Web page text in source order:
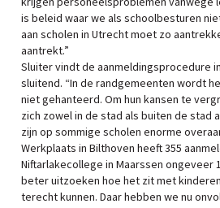
is beleid waar we als schoolbesturen
aan scholen in Utrecht moet zo
aantrekt.”
Sluiter vindt de aanmeldingsprocedure
sluitend. “In de randgemeenten wordt
niet gehanteerd. Om hun kansen te
zich zowel in de stad als buiten de stad
zijn op sommige scholen enorme
Werkplaats in Bilthoven heeft 355
Niftarlakecollege in Maarssen ongeveer
beter uitzoeken hoe het zit met
terecht kunnen. Daar hebben we nu